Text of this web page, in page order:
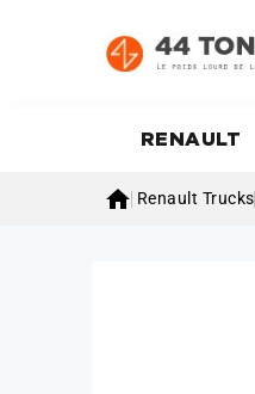
RENAULT
 Renault Trucks